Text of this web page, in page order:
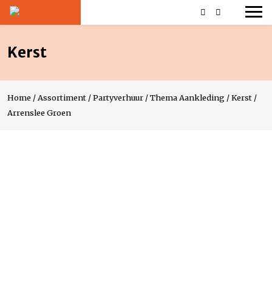
Kerst
Home / Assortiment /Partyverhuur /Thema Aankleding /Kerst /
Arrenslee Groen